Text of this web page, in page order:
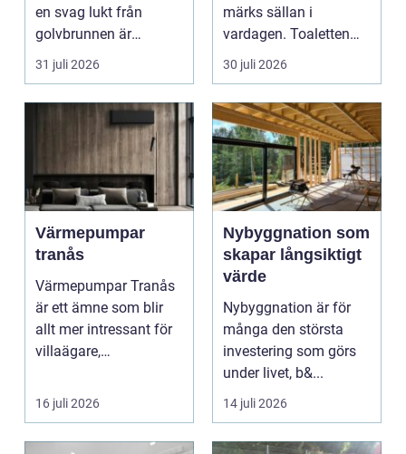
en svag lukt från
golvbrunnen är
signaler som många
ignor...
31 juli 2026
märks sällan i
vardagen. Toaletten
spolas, vattnet rinner
undan ...
30 juli 2026
Värmepumpar
tranås
Värmepumpar Tranås
är ett ämne som blir
allt mer intressant för
villaägare,
o...
16 juli 2026
Nybyggnation som
skapar långsiktigt
värde
Nybyggnation är för
många den största
investering som görs
under livet, b&...
14 juli 2026